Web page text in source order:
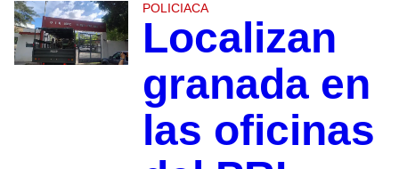
POLICIACA
Localizan
granada en
las oficinas